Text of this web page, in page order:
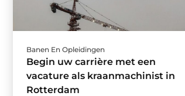
Banen En Opleidingen
Begin uw carrière met een
vacature als kraanmachinist in
Rotterdam